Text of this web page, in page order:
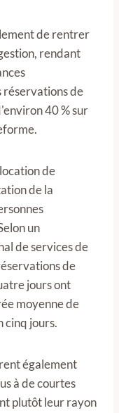
de rentrer
rendant
réservations de
40 % sur
de
de la
un
de services de
de
jours ont
moyenne de
cinq jours.
également
à de courtes
plutôt leur rayon